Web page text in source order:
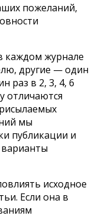
пожеланий,
каждом журнале
другие — один
раз в 2, 3, 4, 6
отличаются
мы
публикации и
исходное
Если она в